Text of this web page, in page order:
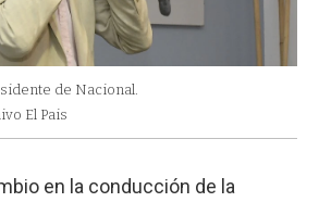
de Nacional.
El Pais
en la conducción de la